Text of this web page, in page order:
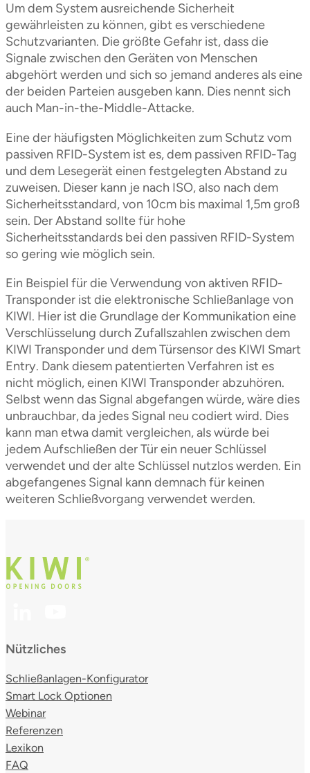
Um dem System ausreichende Sicherheit
gewährleisten zu können, gibt es verschiedene
Schutzvarianten. Die größte Gefahr ist, dass die
Signale zwischen den Geräten von Menschen
abgehört werden und sich so jemand anderes als eine
der beiden Parteien ausgeben kann. Dies nennt sich
auch Man-in-the-Middle-Attacke.
Eine der häufigsten Möglichkeiten zum Schutz vom
passiven RFID-System ist es, dem passiven RFID-Tag
und dem Lesegerät einen festgelegten Abstand zu
zuweisen. Dieser kann je nach ISO, also nach dem
Sicherheitsstandard, von 10cm bis maximal 1,5m groß
sein. Der Abstand sollte für hohe
Sicherheitsstandards bei den passiven RFID-System
so gering wie möglich sein.
Ein Beispiel für die Verwendung von aktiven RFID-
Transponder ist die elektronische Schließanlage von
KIWI. Hier ist die Grundlage der Kommunikation eine
Verschlüsselung durch Zufallszahlen zwischen dem
KIWI Transponder und dem Türsensor des KIWI Smart
Entry. Dank diesem patentierten Verfahren ist es
nicht möglich, einen KIWI Transponder abzuhören.
Selbst wenn das Signal abgefangen würde, wäre dies
unbrauchbar, da jedes Signal neu codiert wird. Dies
kann man etwa damit vergleichen, als würde bei
jedem Aufschließen der Tür ein neuer Schlüssel
verwendet und der alte Schlüssel nutzlos werden. Ein
abgefangenes Signal kann demnach für keinen
weiteren Schließvorgang verwendet werden.
Nützliches
Schließanlagen-Konfigurator
Smart Lock Optionen
Webinar
Referenzen
Lexikon
FAQ